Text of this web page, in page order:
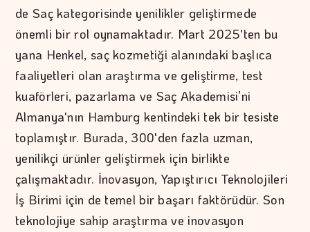
de Saç kategorisinde yenilikler geliştirmede
önemli bir rol oynamaktadır. Mart 2025'ten bu
yana Henkel, saç kozmetiği alanındaki başlıca
faaliyetleri olan araştırma ve geliştirme, test
kuaförleri, pazarlama ve Saç Akademisi’ni
Almanya'nın Hamburg kentindeki tek bir tesiste
toplamıştır. Burada, 300'den fazla uzman,
yenilikçi ürünler geliştirmek için birlikte
çalışmaktadır. İnovasyon, Yapıştırıcı Teknolojileri
İş Birimi için de temel bir başarı faktörüdür. Son
teknolojiye sahip araştırma ve inovasyon